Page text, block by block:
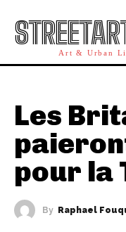
Art & Urban
Les
pour la
By Raphael